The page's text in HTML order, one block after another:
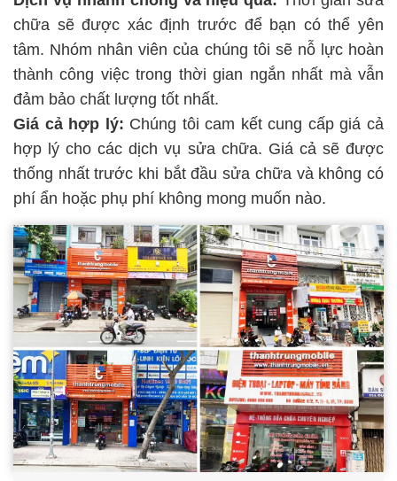
chữa sẽ được xác định trước để bạn có thể yên
tâm. Nhóm nhân viên của chúng tôi sẽ nỗ lực hoàn
thành công việc trong thời gian ngắn nhất mà vẫn
đảm bảo chất lượng tốt nhất.
Giá cả hợp lý: Chúng tôi cam kết cung cấp giá cả
hợp lý cho các dịch vụ sửa chữa. Giá cả sẽ được
thống nhất trước khi bắt đầu sửa chữa và không có
phí ẩn hoặc phụ phí không mong muốn nào.